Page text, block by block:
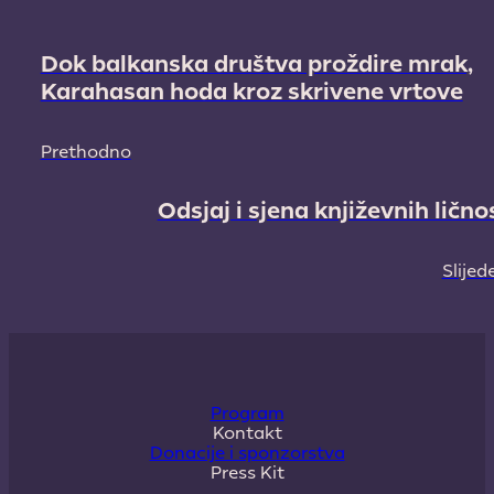
Prethodno
Dok balkanska društva proždire mrak,
Karahasan hoda kroz skrivene vrtove
Odsjaj i sjena književnih
Program
Kontakt
Donacije i sponzorstva
Press Kit